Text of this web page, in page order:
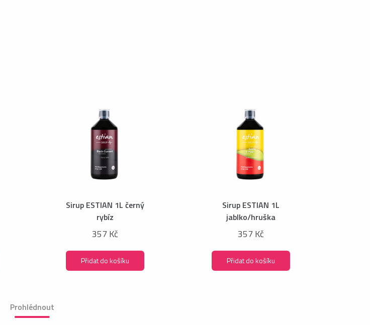
Sirup ESTIAN 1L černý
rybíz
357 Kč
Přidat do košíku
Sirup ESTIAN 1L
jablko/hruška
357 Kč
Přidat do košíku
Prohlédnout